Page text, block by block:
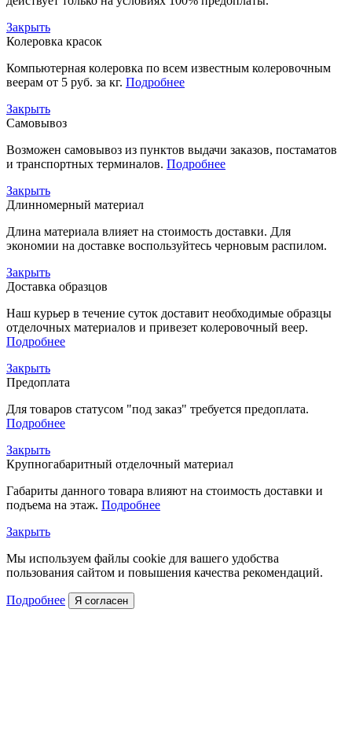
Закрыть
Колеровка красок
Компьютерная колеровка по всем известным колеровочным
веерам от 5 руб. за кг. Подробнее
Закрыть
Самовывоз
Возможен самовывоз из пунктов выдачи заказов, постаматов
и транспортных терминалов. Подробнее
Закрыть
Длинномерный материал
Длина материала влияет на стоимость доставки. Для
экономии на доставке воспользуйтесь черновым распилом.
Закрыть
Доставка образцов
Наш курьер в течение суток доставит необходимые образцы
отделочных материалов и привезет колеровочный веер.
Подробнее
Закрыть
Предоплата
Для товаров статусом "под заказ" требуется предоплата.
Подробнее
Закрыть
Крупногабаритный отделочный материал
Габариты данного товара влияют на стоимость доставки и
подъема на этаж. Подробнее
Закрыть
Мы используем файлы cookie для вашего удобства
пользования сайтом и повышения качества рекомендаций.
Подробнее Я согласен